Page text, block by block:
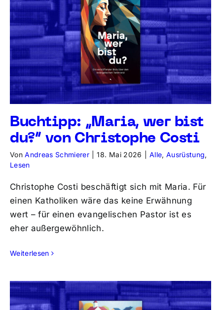
Buchtipp: „Maria, wer bist
du?“ von Christophe Costi
VonAndreas Schmierer 18. Mai 2026 Alle, Ausrüstung,
Lesen
Christophe Costi beschäftigt sich mit Maria. Für
einen Katholiken wäre das keine Erwähnung
wert – für einen evangelischen Pastor ist es
eher außergewöhnlich.
Weiterlesen